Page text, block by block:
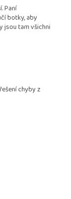
Paní
botky, aby
jsou tam všichni
chyby z